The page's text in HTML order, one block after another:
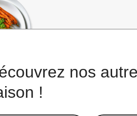
Idée Recettes indiennes
Idée Recettes indonésiennes
nos
!